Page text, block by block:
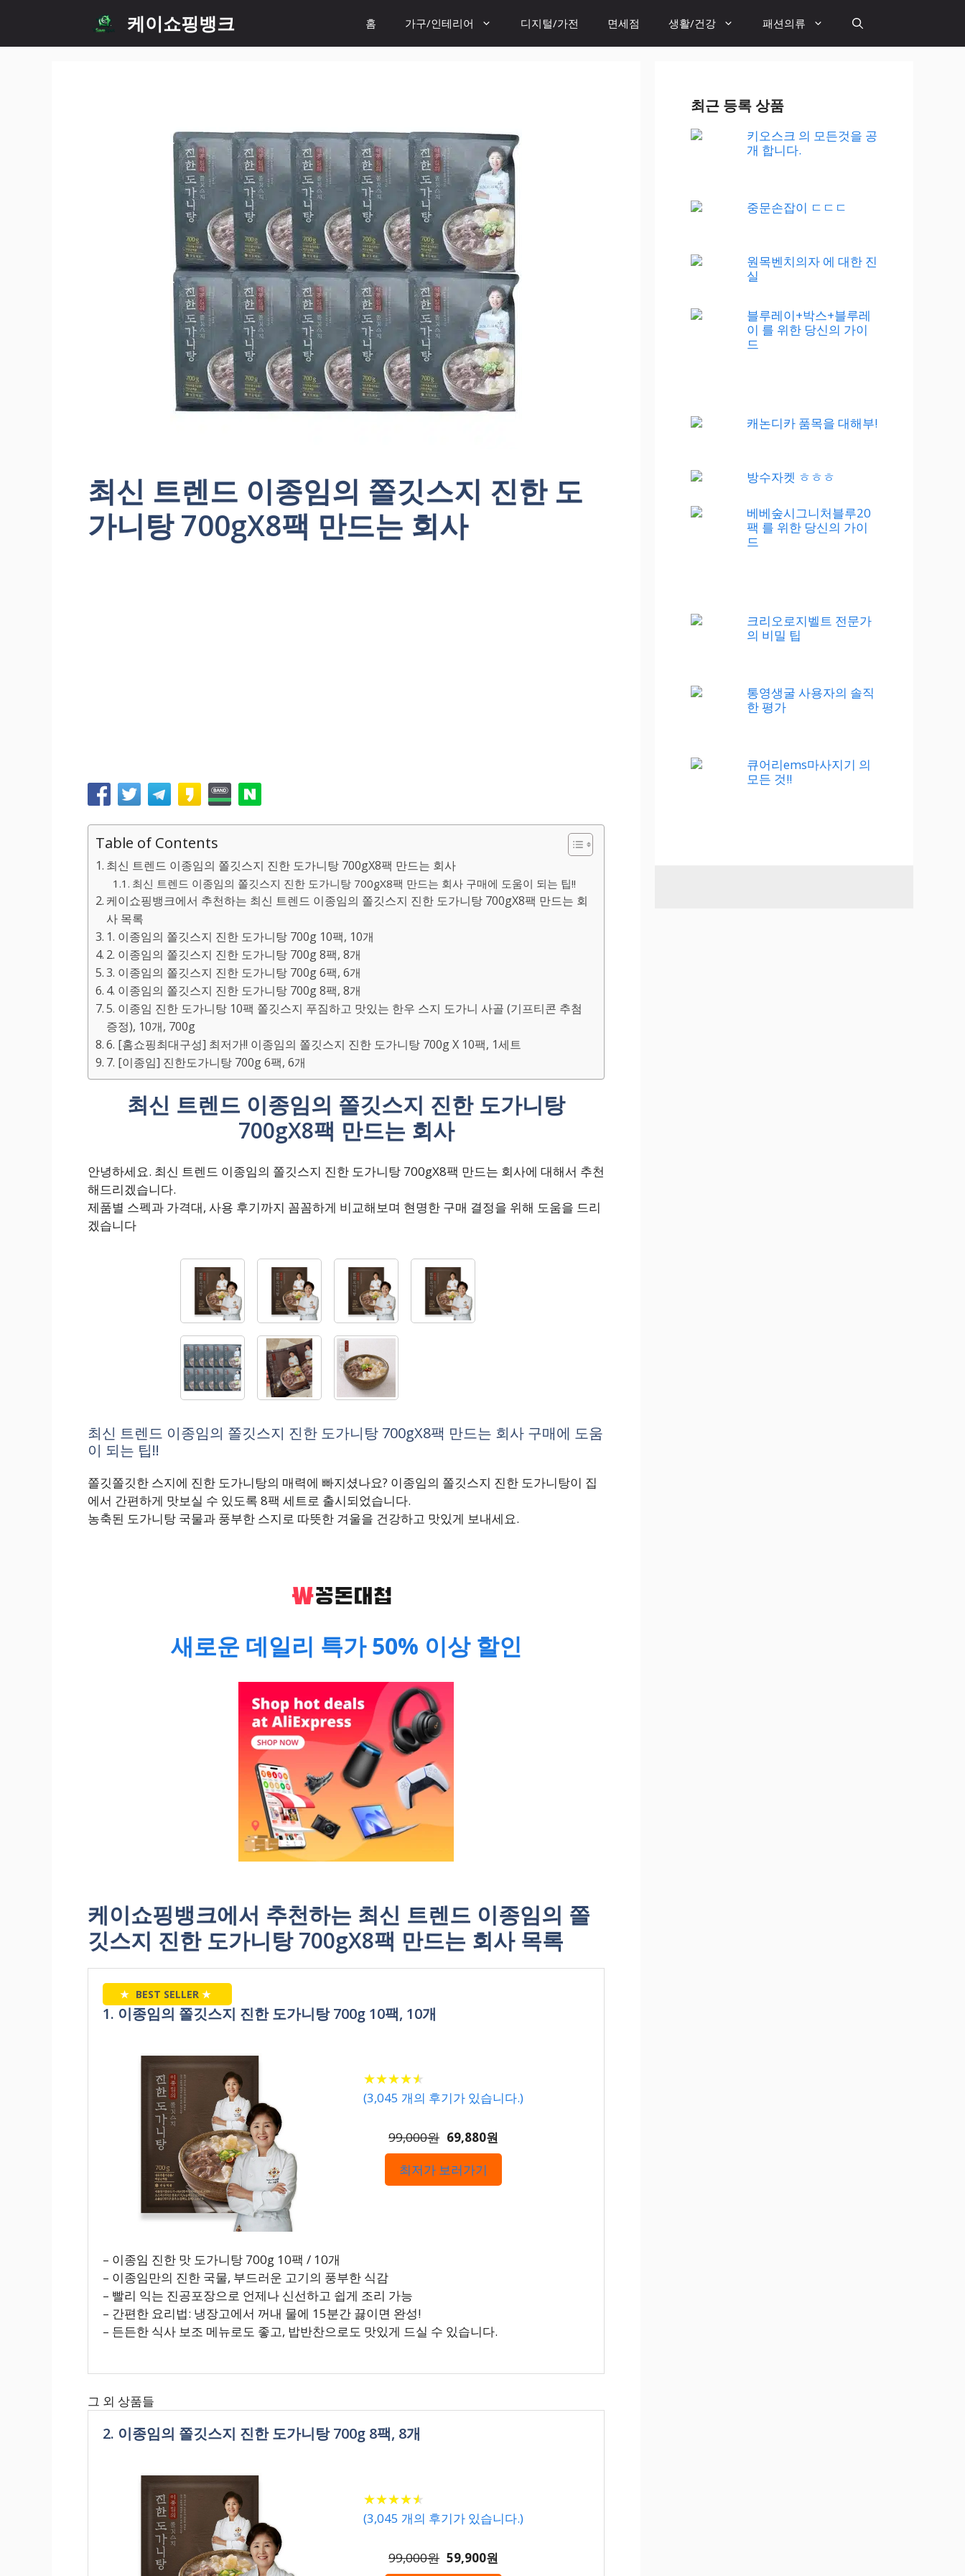
content
케이쇼핑뱅크 홈 가구/인테리어 디지털/가전 면세점 생활/건강 패션의류
최신 트렌드 이종임의 쫄깃스지 진한 도
가니탕 700gX8팩 만드는 회사
Table of Contents
최신 트렌드 이종임의 쫄깃스지 진한 도가니탕 700gX8팩 만드는 회사
최신 트렌드 이종임의 쫄깃스지 진한 도가니탕 700gX8팩 만드는 회사 구매에 도움이 되는 팁!!
케이쇼핑뱅크에서 추천하는 최신 트렌드 이종임의 쫄깃스지 진한 도가니탕 700gX8팩 만드는 회
사 목록
1. 이종임의 쫄깃스지 진한 도가니탕 700g 10팩, 10개
2. 이종임의 쫄깃스지 진한 도가니탕 700g 8팩, 8개
3. 이종임의 쫄깃스지 진한 도가니탕 700g 6팩, 6개
4. 이종임의 쫄깃스지 진한 도가니탕 700g 8팩, 8개
5. 이종임 진한 도가니탕 10팩 쫄깃스지 푸짐하고 맛있는 한우 스지 도가니 사골 (기프티콘 추첨
증정), 10개, 700g
6. [홈쇼핑최대구성] 최저가!! 이종임의 쫄깃스지 진한 도가니탕 700g X 10팩, 1세트
7. [이종임] 진한도가니탕 700g 6팩, 6개
최신 트렌드 이종임의 쫄깃스지 진한 도가니탕
700gX8팩 만드는 회사
안녕하세요. 최신 트렌드 이종임의 쫄깃스지 진한 도가니탕 700gX8팩 만드는 회사에 대해서 추천
해드리겠습니다.
제품별 스펙과 가격대, 사용 후기까지 꼼꼼하게 비교해보며 현명한 구매 결정을 위해 도움을 드리
겠습니다
최신 트렌드 이종임의 쫄깃스지 진한 도가니탕 700gX8팩 만드는 회사 구매에 도움
이 되는 팁!!
쫄깃쫄깃한 스지에 진한 도가니탕의 매력에 빠지셨나요? 이종임의 쫄깃스지 진한 도가니탕이 집
에서 간편하게 맛보실 수 있도록 8팩 세트로 출시되었습니다.
농축된 도가니탕 국물과 풍부한 스지로 따뜻한 겨울을 건강하고 맛있게 보내세요.
새로운 데일리 특가 50% 이상 할인
케이쇼핑뱅크에서 추천하는 최신 트렌드 이종임의 쫄
깃스지 진한 도가니탕 700gX8팩 만드는 회사 목록
★ BEST SELLER ★
1. 이종임의 쫄깃스지 진한 도가니탕 700g 10팩, 10개
★★★★★
★★★★★
(3,045 개의 후기가 있습니다.)
99,000원 69,880원
최저가 보러가기
– 이종임 진한 맛 도가니탕 700g 10팩 / 10개
– 이종임만의 진한 국물, 부드러운 고기의 풍부한 식감
– 빨리 익는 진공포장으로 언제나 신선하고 쉽게 조리 가능
– 간편한 요리법: 냉장고에서 꺼내 물에 15분간 끓이면 완성!
– 든든한 식사 보조 메뉴로도 좋고, 밥반찬으로도 맛있게 드실 수 있습니다.
그 외 상품들
2. 이종임의 쫄깃스지 진한 도가니탕 700g 8팩, 8개
★★★★★
★★★★★
(3,045 개의 후기가 있습니다.)
99,000원 59,900원
최근 등록 상품
키오스크 의 모든것을 공
개 합니다.
중문손잡이 ㄷㄷㄷ
원목벤치의자 에 대한 진
실
블루레이+박스+블루레
이 를 위한 당신의 가이
드
캐논디카 품목을 대해부!
방수자켓 ㅎㅎㅎ
베베숲시그니처블루20
팩 를 위한 당신의 가이
드
크리오로지벨트 전문가
의 비밀 팁
통영생굴 사용자의 솔직
한 평가
큐어리ems마사지기 의
모든 것!!